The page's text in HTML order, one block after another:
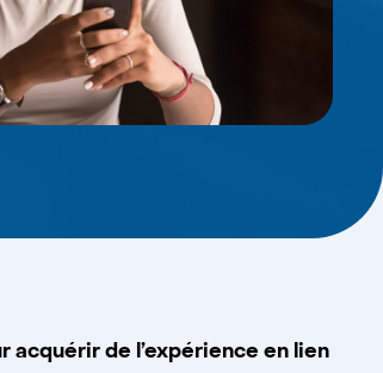
acquérir de l’expérience en lien